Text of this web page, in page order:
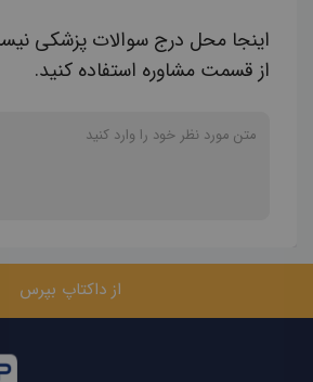
اینجا محل درج سوالات پزشکی
از قسمت مشاوره استفاده کنید.
از داکتاپ بپرس